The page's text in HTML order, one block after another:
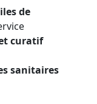
de
curatif
sanitaires